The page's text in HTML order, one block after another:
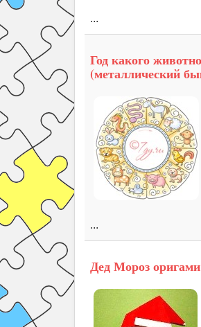
...
Год какого
(металлический
...
Дед Мороз